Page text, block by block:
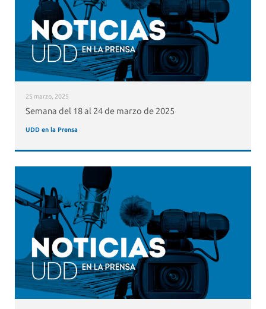
25 marzo, 2025
Semana del 18 al 24 de marzo de 2025
UDD en la Prensa